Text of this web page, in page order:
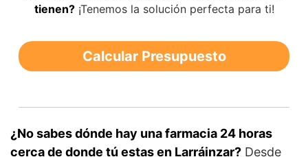
tienen?¡Tenemos la solución perfecta para ti!
Calcular Presupuesto
¿No sabes dónde hay una farmacia 24 horas
cerca de donde tú estas en Larráinzar? Desde